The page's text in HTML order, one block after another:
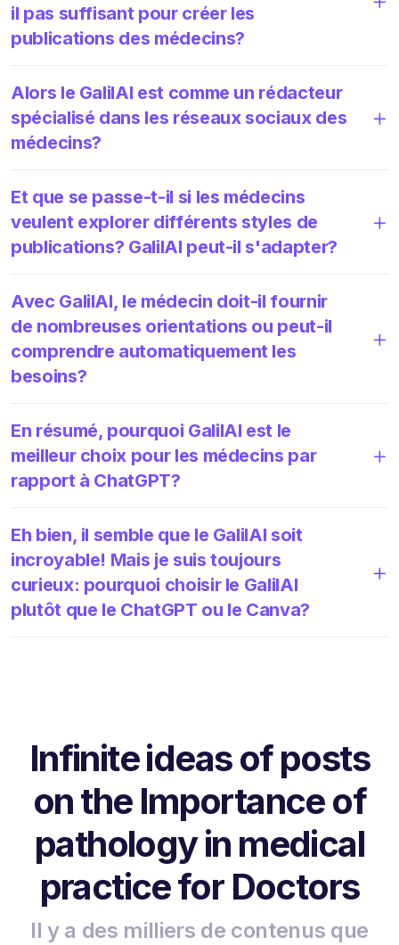
il pas suffisant pour créer les
publications des médecins?
Alors le GalilAI est comme un rédacteur
spécialisé dans les réseaux sociaux des
médecins?
Et que se passe-t-il si les médecins
veulent explorer différents styles de
publications? GalilAI peut-il s'adapter?
Avec GalilAI, le médecin doit-il fournir
de nombreuses orientations ou peut-il
comprendre automatiquement les
besoins?
En résumé, pourquoi GalilAI est le
meilleur choix pour les médecins par
rapport à ChatGPT?
Eh bien, il semble que le GalilAI soit
incroyable! Mais je suis toujours
curieux: pourquoi choisir le GalilAI
plutôt que le ChatGPT ou le Canva?
Infinite ideas of posts
on the Importance of
pathology in medical
practice for Doctors
Il y a des milliers de contenus que